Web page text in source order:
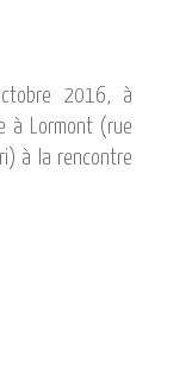
2016, à
à Lormont (rue
à la rencontre